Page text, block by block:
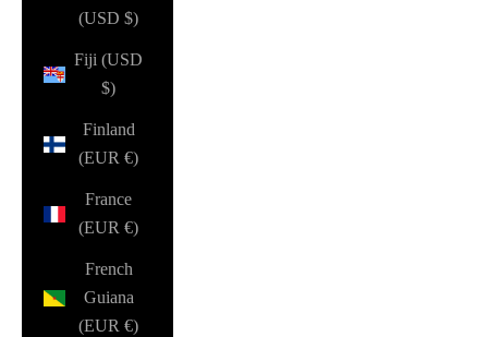
(USD $)
Fiji (USD
$)
Finland
(EUR €)
France
(EUR €)
French
Guiana
(EUR €)